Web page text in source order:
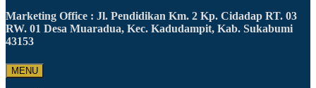
Marketing Office : Jl. Pendidikan Km. 2 Kp. Cidadap RT. 03
RW. 01 Desa Muaradua, Kec. Kadudampit, Kab. Sukabumi
43153
MENU